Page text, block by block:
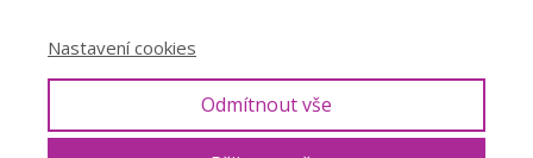
Nastavení cookies
Odmítnout vše